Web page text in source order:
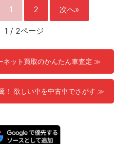
1 2 次へ»
1 / 2ページ
ネット買取のかんたん車査定 ≫
！ 欲しい車を中古車でさがす ≫